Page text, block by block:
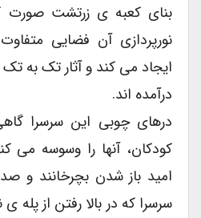
بنای کعبه ی زرتشت صورت
نورپردازی آن فضایی
ایجاد می کند و آثار تک به تک
درآمده اند.
درهای چوبی این سرسرا
کودکان، آنها را وسوسه می
امید باز شدن بچرخانند و
سرسرا که در بالا رفتن از پله